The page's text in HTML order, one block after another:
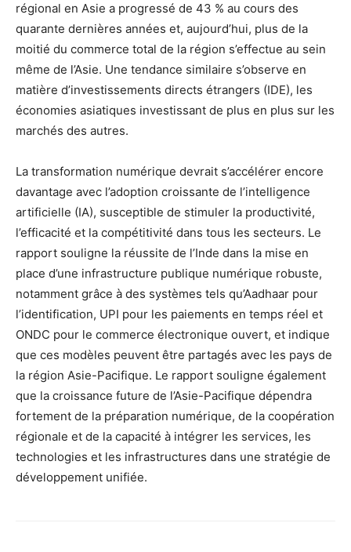
régional en Asie a progressé de 43 % au cours des
quarante dernières années et, aujourd’hui, plus de la
moitié du commerce total de la région s’effectue au sein
même de l’Asie. Une tendance similaire s’observe en
matière d’investissements directs étrangers (IDE), les
économies asiatiques investissant de plus en plus sur les
marchés des autres.
La transformation numérique devrait s’accélérer encore
davantage avec l’adoption croissante de l’intelligence
artificielle (IA), susceptible de stimuler la productivité,
l’efficacité et la compétitivité dans tous les secteurs. Le
rapport souligne la réussite de l’Inde dans la mise en
place d’une infrastructure publique numérique robuste,
notamment grâce à des systèmes tels qu’Aadhaar pour
l’identification, UPI pour les paiements en temps réel et
ONDC pour le commerce électronique ouvert, et indique
que ces modèles peuvent être partagés avec les pays de
la région Asie-Pacifique. Le rapport souligne également
que la croissance future de l’Asie-Pacifique dépendra
fortement de la préparation numérique, de la coopération
régionale et de la capacité à intégrer les services, les
technologies et les infrastructures dans une stratégie de
développement unifiée.